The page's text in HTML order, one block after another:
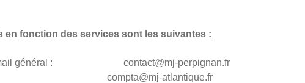
en fonction des services sont les suivantes :
email général : contact@mj-perpignan.fr
: compta@mj-atlantique.fr